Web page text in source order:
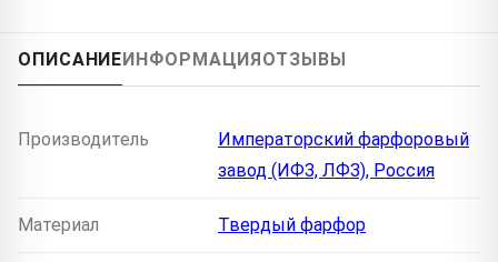
ОПИСАНИЕ ИНФОРМАЦИЯ ОТЗЫВЫ
Производитель
Императорский фарфоровый
завод (ИФЗ, ЛФЗ), Россия
Материал Твердый фарфор